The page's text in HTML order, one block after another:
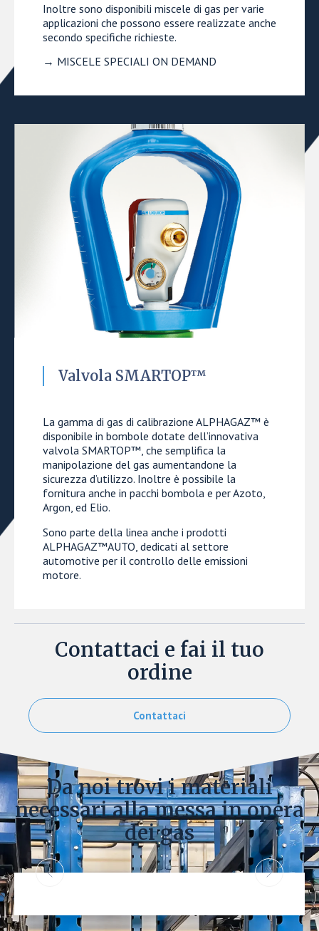
Inoltre sono disponibili miscele di gas per varie
applicazioni che possono essere realizzate anche
secondo specifiche richieste.
→ MISCELE SPECIALI ON DEMAND
Valvola SMARTOP™
La gamma di gas di calibrazione ALPHAGAZ™ è
disponibile in bombole dotate dell’innovativa
valvola SMARTOP™, che semplifica la
manipolazione del gas aumentandone la
sicurezza d’utilizzo. Inoltre è possibile la
fornitura anche in pacchi bombola e per Azoto,
Argon, ed Elio.
Sono parte della linea anche i prodotti
ALPHAGAZ™AUTO, dedicati al settore
automotive per il controllo delle emissioni
motore.
Contattaci e fai il tuo
ordine
Contattaci
Da noi trovi i materiali
necessari alla messa in opera
dei gas
AHL 200-16-25 | REF 145333
RIDUTTORIAHL
atmosfere e l'inertizzazione di piccole capacità.